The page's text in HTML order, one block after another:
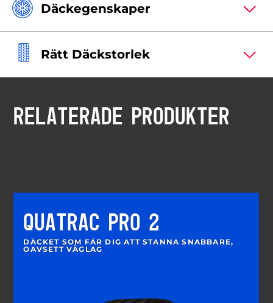
Däckegenskaper
Rätt Däckstorlek
RELATERADE PRODUKTER
QUATRAC PRO 2
DÄCKET SOM FÅR DIG ATT STANNA SNABBARE,
OAVSETT VÄGLAG